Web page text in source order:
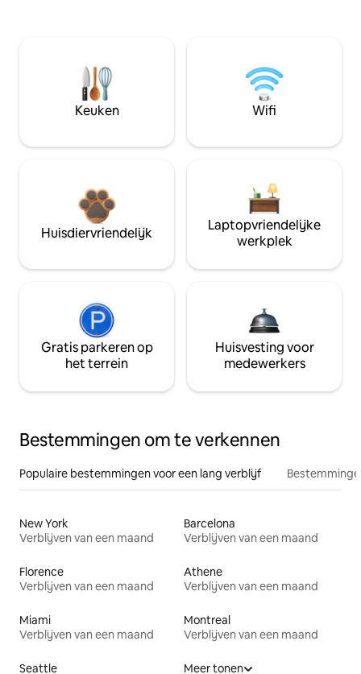
Keuken Wifi
Huisdiervriendelijk
Laptopvriendelijke
werkplek
Gratis parkeren op
het terrein
Huisvesting voor
medewerkers
Bestemmingen om te verkennen
Populaire bestemmingen voor een lang verblijf
New York
Verblijven van een maand
Barcelona
Verblijven van een maand
Florence
Verblijven van een maand
Athene
Verblijven van een maand
Miami
Verblijven van een maand
Montreal
Verblijven van een maand
Seattle Meer tonen